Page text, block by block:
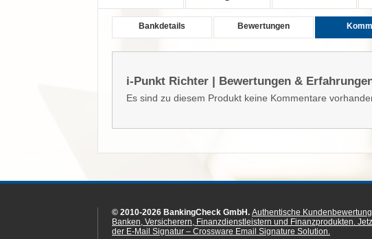
Bankdetails Bewertungen
i-Punkt Richter | Bewertungen &
Es sind zu diesem Produkt keine Kommentare
© 2010-2026 BankingCheck GmbH. Authentische
Banken, Versicherern, Finanzdienstleistern und Finanzprodukten.
der E-Mail Signatur – Crossware Email Signature Solution.